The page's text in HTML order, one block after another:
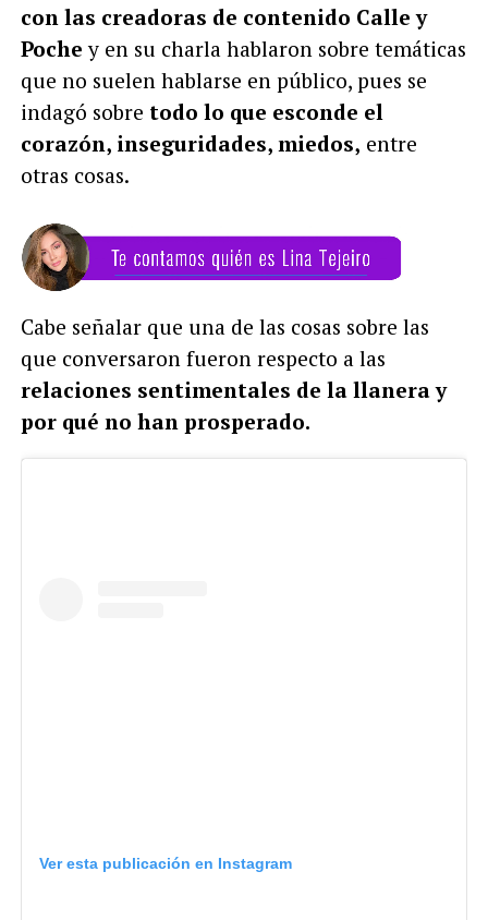
con las creadoras de contenido Calle y
Poche y en su charla hablaron sobre temáticas
que no suelen hablarse en público, pues se
indagó sobre todo lo que esconde el
corazón, inseguridades, miedos, entre
otras cosas.
Cabe señalar que una de las cosas sobre las
que conversaron fueron respecto a las
relaciones sentimentales de la llanera y
por qué no han prosperado.
Ver esta publicación en Instagram